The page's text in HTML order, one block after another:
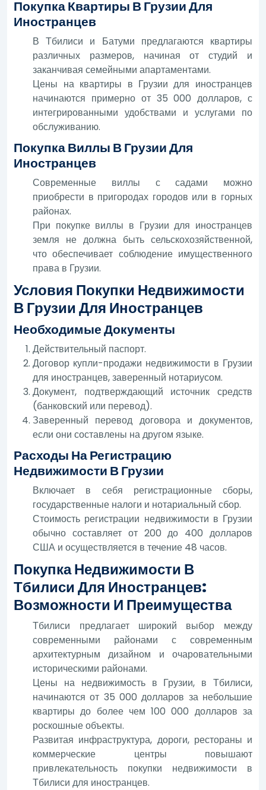
Покупка Квартиры В Грузии Для
Иностранцев
В Тбилиси и Батуми предлагаются квартиры
различных размеров, начиная от студий и
заканчивая семейными апартаментами.
Цены на квартиры в Грузии для иностранцев
начинаются примерно от 35 000 долларов, с
интегрированными удобствами и услугами по
обслуживанию.
Покупка Виллы В Грузии Для
Иностранцев
Современные виллы с садами можно
приобрести в пригородах городов или в горных
районах.
При покупке виллы в Грузии для иностранцев
земля не должна быть сельскохозяйственной,
что обеспечивает соблюдение имущественного
права в Грузии.
Условия Покупки Недвижимости
В Грузии Для Иностранцев
Необходимые Документы
Действительный паспорт.
Договор купли-продажи недвижимости в Грузии
для иностранцев, заверенный нотариусом.
Документ, подтверждающий источник средств
(банковский или перевод).
Заверенный перевод договора и документов,
если они составлены на другом языке.
Расходы На Регистрацию
Недвижимости В Грузии
Включает в себя регистрационные сборы,
государственные налоги и нотариальный сбор.
Стоимость регистрации недвижимости в Грузии
обычно составляет от 200 до 400 долларов
США и осуществляется в течение 48 часов.
Покупка Недвижимости В
Тбилиси Для Иностранцев:
Возможности И Преимущества
Тбилиси предлагает широкий выбор между
современными районами с современным
архитектурным дизайном и очаровательными
историческими районами.
Цены на недвижимость в Грузии, в Тбилиси,
начинаются от 35 000 долларов за небольшие
квартиры до более чем 100 000 долларов за
роскошные объекты.
Развитая инфраструктура, дороги, рестораны и
коммерческие центры повышают
привлекательность покупки недвижимости в
Тбилиси для иностранцев.